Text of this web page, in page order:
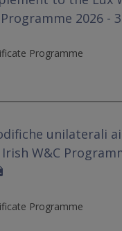
2026 -
Programme
unilaterali
W&C
Programme